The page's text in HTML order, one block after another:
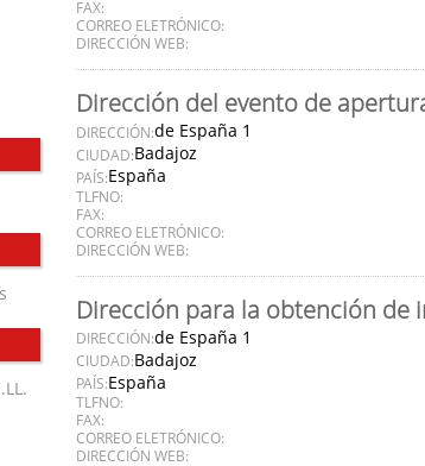
FAX:
CORREO ELETRÓNICO:
DIRECCIÓN WEB:
Dirección del evento de
DIRECCIÓN:de España 1
CIUDAD:Badajoz
PAÍS:España
TLFNO:
FAX:
CORREO ELETRÓNICO:
DIRECCIÓN WEB:
Dirección para la obtención de
DIRECCIÓN:de España 1
CIUDAD:Badajoz
PAÍS:España
TLFNO:
FAX:
CORREO ELETRÓNICO:
DIRECCIÓN WEB: